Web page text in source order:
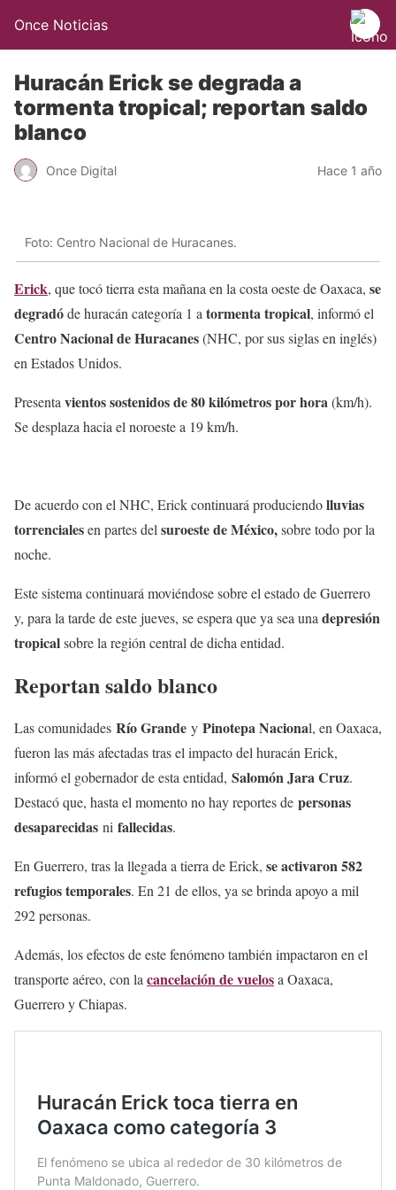
Once Noticias
Huracán Erick se degrada a
tormenta tropical; reportan saldo
blanco
Once Digital Hace 1 año
Foto: Centro Nacional de Huracanes.
Erick, que tocó tierra esta mañana en la costa oeste de Oaxaca, se
degradóde huracán categoría 1 a tormenta tropical, informó el
Centro Nacional de Huracanes(NHC, por sus siglas en inglés)
en Estados Unidos.
Presenta vientos sostenidos de 80 kilómetros por hora(km/h).
Se desplaza hacia el noroeste a 19 km/h.
De acuerdo con el NHC, Erick continuará produciendolluvias
torrencialesen partes del suroeste de México,sobre todo por la
noche.
Este sistema continuará moviéndose sobre el estado de Guerrero
y, para la tarde de este jueves, se espera que ya sea una depresión
tropicalsobre la región central de dicha entidad.
Reportan saldo blanco
Las comunidades Río Grande y Pinotepa Nacional, en Oaxaca,
fueron las más afectadas tras el impacto del huracán Erick,
informó el gobernador de esta entidad, Salomón Jara Cruz.
Destacó que, hasta el momento no hay reportes de personas
desaparecidas ni fallecidas.
En Guerrero, tras la llegada a tierra de Erick, se activaron 582
refugios temporales. En 21 de ellos, ya se brinda apoyo a mil
292 personas.
Además, los efectos de este fenómeno también impactaron en el
transporte aéreo, con la cancelación de vuelosa Oaxaca,
Guerrero y Chiapas.